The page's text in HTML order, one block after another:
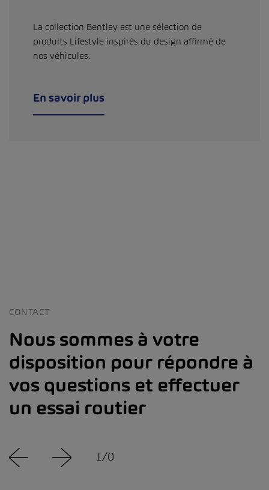
La collection Bentley est une sélection de
produits Lifestyle inspirés du design affirmé de
nos véhicules.
En savoir plus
CONTACT
Nous sommes à votre
disposition pour répondre à
vos questions et effectuer
un essai routier
1/0